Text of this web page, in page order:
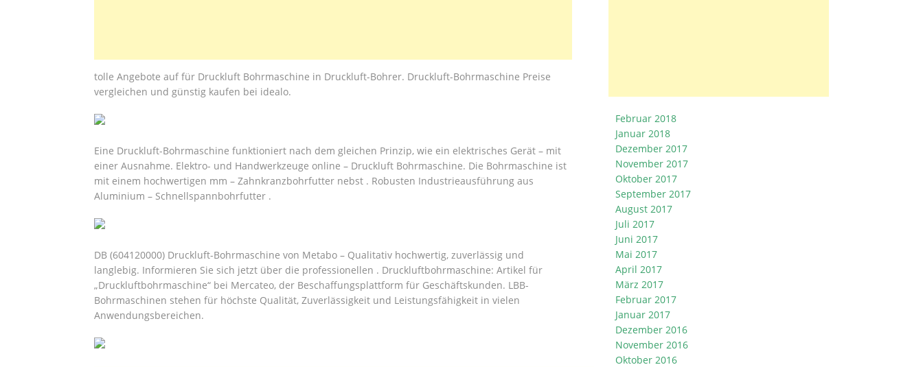
tolle Angebote auf für Druckluft Bohrmaschine in Druckluft-Bohrer. Druckluft-Bohrmaschine Preise
vergleichen und günstig kaufen bei idealo.
Eine Druckluft-Bohrmaschine funktioniert nach dem gleichen Prinzip, wie ein elektrisches Gerät – mit
einer Ausnahme. Elektro- und Handwerkzeuge online – Druckluft Bohrmaschine. Die Bohrmaschine ist
mit einem hochwertigen mm – Zahnkranzbohrfutter nebst . Robusten Industrieausführung aus
Aluminium – Schnellspannbohrfutter .
DB (604120000) Druckluft-Bohrmaschine von Metabo – Qualitativ hochwertig, zuverlässig und
langlebig. Informieren Sie sich jetzt über die professionellen . Druckluftbohrmaschine: Artikel für
„Druckluftbohrmaschine“ bei Mercateo, der Beschaffungsplattform für Geschäftskunden. LBB-
Bohrmaschinen stehen für höchste Qualität, Zuverlässigkeit und Leistungsfähigkeit in vielen
Anwendungsbereichen.
Februar 2018
Januar 2018
Dezember 2017
November 2017
Oktober 2017
September 2017
August 2017
Juli 2017
Juni 2017
Mai 2017
April 2017
März 2017
Februar 2017
Januar 2017
Dezember 2016
November 2016
Oktober 2016